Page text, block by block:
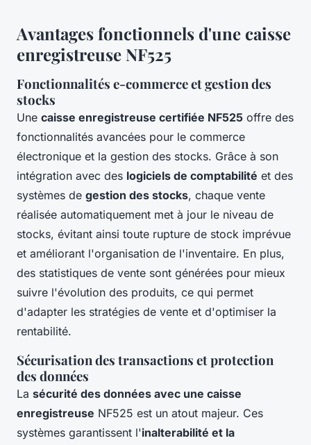
Avantages fonctionnels d'une caisse
enregistreuse NF525
Fonctionnalités e-commerce et gestion des
stocks
Une caisse enregistreuse certifiée NF525 offre des
fonctionnalités avancées pour le commerce
électronique et la gestion des stocks. Grâce à son
intégration avec des logiciels de comptabilité et des
systèmes de gestion des stocks, chaque vente
réalisée automatiquement met à jour le niveau de
stocks, évitant ainsi toute rupture de stock imprévue
et améliorant l'organisation de l'inventaire. En plus,
des statistiques de vente sont générées pour mieux
suivre l'évolution des produits, ce qui permet
d'adapter les stratégies de vente et d'optimiser la
rentabilité.
Sécurisation des transactions et protection
des données
La sécurité des données avec une caisse
enregistreuse NF525 est un atout majeur. Ces
systèmes garantissent l'inalterabilité et la